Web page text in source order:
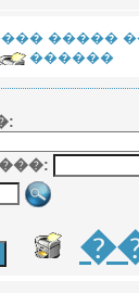
�����
������